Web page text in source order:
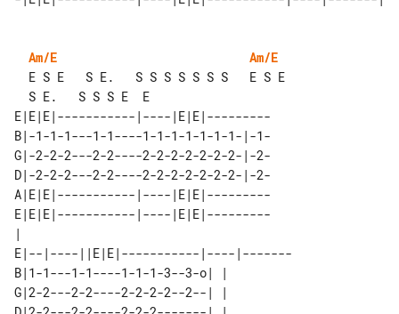
Am/E
Am/E
E|E|E|-----------|----|E|E|---------
B|-1-1-1---1-1----1-1-1-1-1-1-1-|-1-
G|-2-2-2---2-2----2-2-2-2-2-2-2-|-2-
D|-2-2-2---2-2----2-2-2-2-2-2-2-|-2-
A|E|E|-----------|----|E|E|---------
E|E|E|-----------|----|E|E|---------
|
E|--|----||E|E|-----------|----|-------
B|1-1---1-1----1-1-1-3--3-o| |
G|2-2---2-2----2-2-2-2--2--| |